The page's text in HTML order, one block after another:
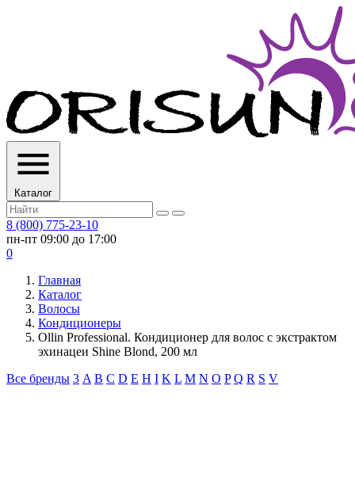
Каталог
8 (800) 775-23-10
пн-пт 09:00 до 17:00
0
Главная
Каталог
Волосы
Кондиционеры
Ollin Professional. Кондиционер для волос с экстрактом
эхинацеи Shine Blond, 200 мл
Все бренды 3 A B C D E H I K L M N O P Q R S V